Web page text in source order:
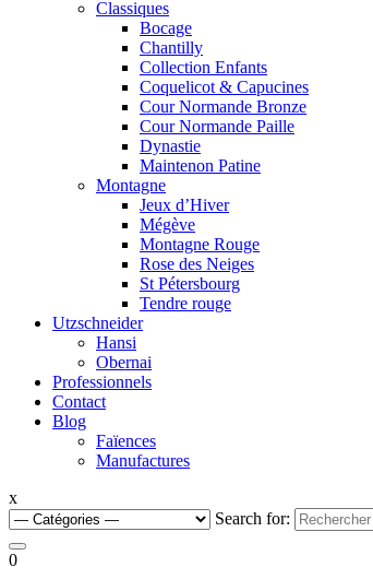
Classiques
Bocage
Chantilly
Collection Enfants
Coquelicot & Capucines
Cour Normande Bronze
Cour Normande Paille
Dynastie
Maintenon Patine
Montagne
Jeux d’Hiver
Mégève
Montagne Rouge
Rose des Neiges
St Pétersbourg
Tendre rouge
Utzschneider
Hansi
Obernai
Professionnels
Contact
Blog
Faïences
Manufactures
x
Search for:
0